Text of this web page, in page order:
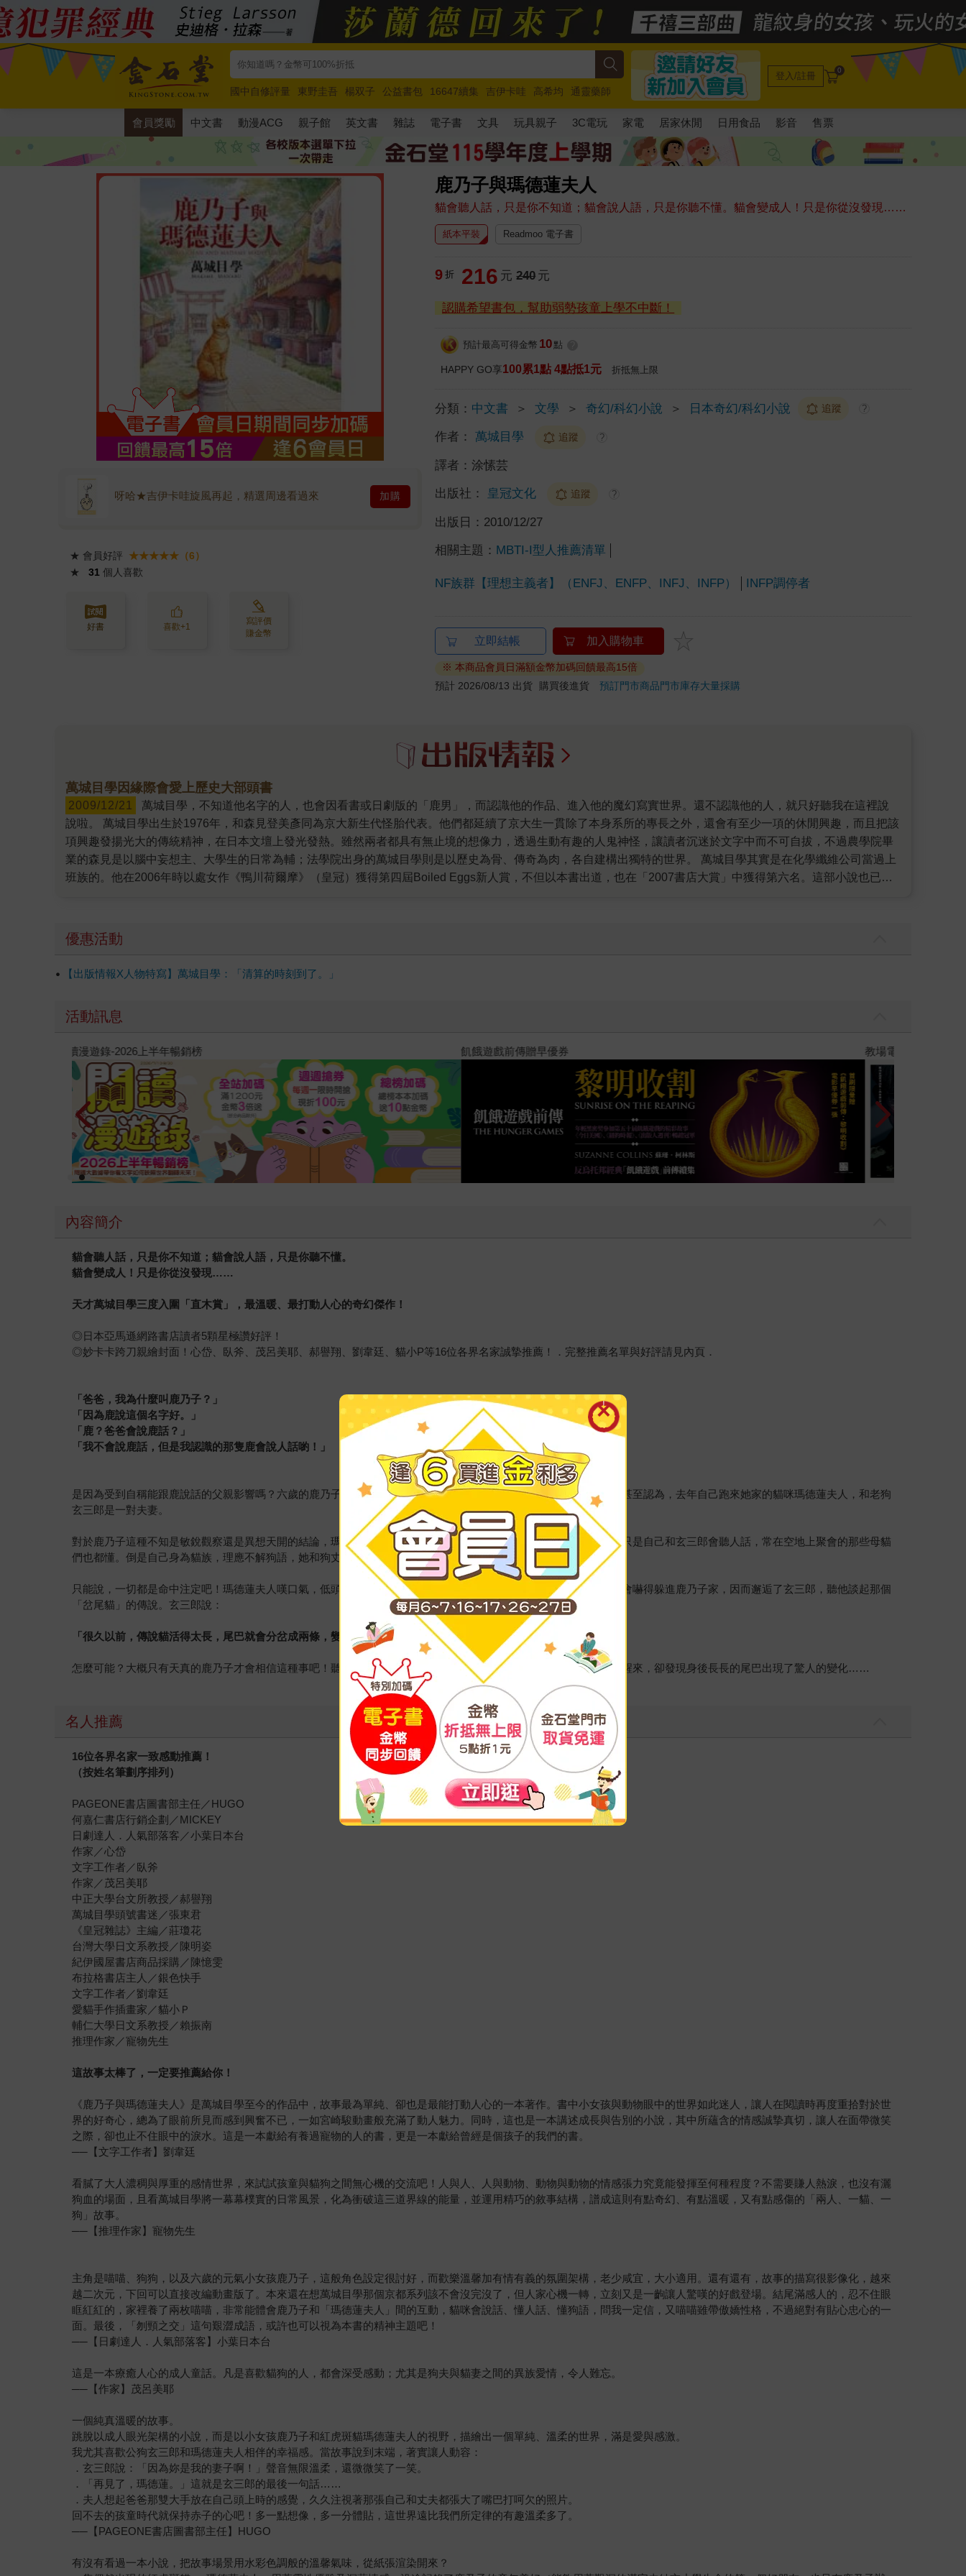
國中自修評量 東野圭吾 楊双子 公益書包 16647續集 吉伊卡哇 高希均
通靈藥師
唯紅花綻放
奧德賽 路邊攤新作 馬斯克 玩具總動員5 超慢跑
登入/註冊 0
會員獎勵 中文書 動漫ACG 親子館 英文書 雜誌 電子書 文具 玩具親子 3C電玩 家電 居家休閒 日用食品 影音 售票
鹿乃子與瑪德蓮夫人
貓會聽人話，只是你不知道；貓會說人語，只是你聽不懂。貓會變成人！只是你從沒發現……
呀哈★吉伊卡哇旋風再起，精選周邊看過來 加購
★ 會員好評
★★★★★（6）
★
31 個人喜歡
好書 喜歡+1
寫評價
賺金幣
紙本平裝 Readmoo 電子書
9 折 216 元 240 元
認購希望書包，幫助弱勢孩童上學不中斷！
預計最高可得金幣 10 點
HAPPY GO享100累1點 4點抵1元 折抵無上限
分類： 中文書 ＞ 文學 ＞ 奇幻/科幻小說 ＞ 日本奇幻/科幻小說 追蹤 ?
作者： 萬城目學 追蹤 ?
譯者： 涂愫芸
出版社： 皇冠文化 追蹤 ?
出版日： 2010/12/27
相關主題： MBTI-I型人推薦清單
NF族群【理想主義者】（ENFJ、ENFP、INFJ、INFP） INFP調停者
立即結帳 加入購物車
※ 本商品會員日滿額金幣加碼回饋最高15倍
預計 2026/08/13 出貨
購買後進貨預訂門市商品門市庫存大量採購
萬城目學因緣際會愛上歷史大部頭書
2009/12/21
說啦。 萬城目學出生於1976年，和森見登美彥同為京大新生代怪胎代表。他們都延續了京大生一貫除了本身系所的專長之外，還會有至少一項的休閒興趣，而且把該
項興趣發揚光大的傳統精神，在日本文壇上發光發熱。雖然兩者都具有無止境的想像力，透過生動有趣的人鬼神怪，讓讀者沉迷於文字中而不可自拔，不過農學院畢
業的森見是以腦中妄想主、大學生的日常為輔；法學院出身的萬城目學則是以歷史為骨、傳奇為肉，各自建構出獨特的世界。 萬城目學其實是在化學纖維公司當過上
班族的。他在2006年時以處女作《鴨川荷爾摩》（皇冠）獲得第四屆Boiled Eggs新人賞，不但以本書出道，也在「2007書店大賞」中獲得第六名。這部小說也已經
劇，還讓萬城目學在2009年12月中旬獲得大阪府的「開吧，這朵花賞」呢。頒獎典禮是2010年2月13日，有興趣的人可以到大阪去看熱鬧喔！ 這個獎的名字有點怪
吧！但是這可是個正經八百的獎喔。是大阪市送給透過創造性的藝術活動，對振興大阪文化有貢獻，而且能夠把大阪文化傳承下去的個人過團體的獎項。頒獎對象分
成「美術」「音樂」「戲劇．舞蹈」「大眾藝能」「文藝其他」的五個部門，得獎者的年齡通常是在40歲以下。在今年的得獎者中，33歲的萬城目學是第二年輕的，
的書都下去排序的結果，就知道萬城目學以出道短短幾年就能有這樣的成績，是非常不簡單的。此外，萬城目學還是「最喜歡的作家排行榜男性篇」的第20名，「紅
事。他是位年輕的說書人，在日本的歷史文化中見縫插針，找出獨特的切入點，以自己的方式詮釋歷史、用行雲流水般的文字把讀者帶進古老的傳說中。《鴨川荷爾
摩》讓我們瞭解陰陽五行、京都的方位與代表動物大學；《鹿男》除了敘述卑彌呼女王與漢朝之間的淵源之外，也告訴我們日本人跟地震、各種神明精靈之間的關
係。《豐臣公主》不但把德川家與豐臣家的恩怨寫得分明，也讓我們因大阪男女的至情至性、不畏強權、有話直說，而愛上大阪人、大阪城。這個，應該就是大阪市
頒獎給萬城目學的最大原因吧！因為他用文字編織夢想，網羅住讀者的心。只要萬城目學提筆，立刻就能成為故事場景的代言人。這種功力，實在非常人所能及呀！
最近他又寫了個短篇「趙雲西航」，把觸角伸到三國時代去了。希望由於他的筆耕，能引導更多的日本讀者走入魏蜀吳。 在2010年1月時，萬城目學的最新長篇
《Kanoko跟瑪德蓮夫人》（暫）就會在日本的書店跟讀者見面。這是以小學一年級小女孩跟她的貓咪為主角的長篇小說呢！萬城目筆下人物的年紀，隨著出版的順
序，從《鴨川荷爾摩》的大學生、《豐臣公主》的高中生，居然一下子就跳到小學生。這看起來好像有點突兀，其實他寫的都是自己生活或是閱讀經驗的延伸。在看
過萬城目學的專訪與對談、他的部落格之後，我發現他從小就看了很多的繪本與書籍，也因此刺激了創作的意欲、提升了對文字的敏銳度。但是他之所以會深深愛上
會變壞。萬城目學以他天馬行空的胡思亂想，成為時代的寵兒、讀者的最愛、京大的驕傲。 ＊文中萬城目學照片，由皇冠提供。
優惠活動
【出版情報X人物特寫】萬城目學：「清算的時刻到了。」
活動訊息
教場電影版 十字殺手【艾迪．弗林系列 前傳】 世界上最透明
內容簡介
貓會聽人話，只是你不知道；貓會說人語，只是你聽不懂。
貓會變成人！只是你從沒發現……
天才萬城目學三度入圍「直木賞」，最溫暖、最打動人心的奇幻傑作！
◎日本亞馬遜網路書店讀者5顆星極讚好評！
◎妙卡卡跨刀親繪封面！心岱、臥斧、茂呂美耶、郝譽翔、劉韋廷、貓小P等16位各界名家誠摯推薦！．完整推薦名單與好評請見內頁．
「爸爸，我為什麼叫鹿乃子？」
「因為鹿說這個名字好。」
「鹿？爸爸會說鹿話？」
「我不會說鹿話，但是我認識的那隻鹿會說人話喲！」
是因為受到自稱能跟鹿說話的父親影響嗎？六歲的鹿乃子也始終相信，家裡的一貓一狗其實都聽得懂人類的語言。她甚至認為，去年自己跑來她家的貓咪瑪德蓮夫人，和老狗
玄三郎是一對夫妻。
對於鹿乃子這種不知是敏銳觀察還是異想天開的結論，瑪德蓮夫人實在不知該說什麼好，因為，鹿乃子全說對了！不只是自己和玄三郎會聽人話，常在空地上聚會的那些母貓
們也都懂。倒是自己身為貓族，理應不解狗語，她和狗丈夫卻獨獨聽得懂彼此說的話，這簡直是前所未聞！
只能說，一切都是命中注定吧！瑪德蓮夫人嘆口氣，低頭看看自己現在的模樣。要不是那天突然下起大雷雨，她也不會嚇得躲進鹿乃子家，因而邂逅了玄三郎，聽他談起那個
「岔尾貓」的傳說。玄三郎說：
「很久以前，傳說貓活得太長，尾巴就會分岔成兩條，變成人類。」
怎麼可能？大概只有天真的鹿乃子才會相信這種事吧！聽完之後，瑪德蓮夫人就像平常一樣沉沉睡去了。沒想到一覺醒來，卻發現身後長長的尾巴出現了驚人的變化……
名人推薦
16位各界名家一致感動推薦！
（按姓名筆劃序排列）
PAGEONE書店圖書部主任／HUGO
何嘉仁書店行銷企劃／MICKEY
日劇達人．人氣部落客／小葉日本台
作家／心岱
文字工作者／臥斧
作家／茂呂美耶
中正大學台文所教授／郝譽翔
萬城目學頭號書迷／張東君
《皇冠雜誌》主編／莊瓊花
台灣大學日文系教授／陳明姿
紀伊國屋書店商品採購／陳憶雯
布拉格書店主人／銀色快手
文字工作者／劉韋廷
愛貓手作插畫家／貓小Ｐ
輔仁大學日文系教授／賴振南
推理作家／寵物先生
這故事太棒了，一定要推薦給你！
《鹿乃子與瑪德蓮夫人》是萬城目學至今的作品中，故事最為單純、卻也是最能打動人心的一本著作。書中小女孩與動物眼中的世界如此迷人，讓人在閱讀時再度重拾對於世
界的好奇心，總為了眼前所見而感到興奮不已，一如宮崎駿動畫般充滿了動人魅力。同時，這也是一本講述成長與告別的小說，其中所蘊含的情感誠摯真切，讓人在面帶微笑
之際，卻也止不住眼中的淚水。這是一本獻給有養過寵物的人的書，更是一本獻給曾經是個孩子的我們的書。
──【文字工作者】劉韋廷
看膩了大人濃稠與厚重的感情世界，來試試孩童與貓狗之間無心機的交流吧！人與人、人與動物、動物與動物的情感張力究竟能發揮至何種程度？不需要賺人熱淚，也沒有灑
狗血的場面，且看萬城目學將一幕幕樸實的日常風景，化為衝破這三道界線的能量，並運用精巧的敘事結構，譜成這則有點奇幻、有點溫暖，又有點感傷的「兩人、一貓、一
狗」故事。
──【推理作家】寵物先生
主角是喵喵、狗狗，以及六歲的元氣小女孩鹿乃子，這般角色設定很討好，而歡樂溫馨加有情有義的氛圍架構，老少咸宜，大小適用。還有還有，故事的描寫很影像化，越來
越二次元，下回可以直接改編動畫版了。本來還在想萬城目學那個京都系列該不會沒完沒了，但人家心機一轉，立刻又是一齣讓人驚嘆的好戲登場。結尾滿感人的，忍不住眼
眶紅紅的，家裡養了兩枚喵喵，非常能體會鹿乃子和「瑪德蓮夫人」間的互動，貓咪會說話、懂人話、懂狗語，問我一定信，又喵喵雖帶傲嬌性格，不過絕對有貼心忠心的一
面。最後，「刎頸之交」這句艱澀成語，或許也可以視為本書的精神主題吧！
──【日劇達人．人氣部落客】小葉日本台
這是一本療癒人心的成人童話。凡是喜歡貓狗的人，都會深受感動；尤其是狗夫與貓妻之間的異族愛情，令人難忘。
──【作家】茂呂美耶
一個純真溫暖的故事。
跳脫以成人眼光架構的小說，而是以小女孩鹿乃子和紅虎斑貓瑪德蓮夫人的視野，描繪出一個單純、溫柔的世界，滿是愛與感激。
我尤其喜歡公狗玄三郎和瑪德蓮夫人相伴的幸福感。當故事說到末端，著實讓人動容：
．玄三郎說：「因為妳是我的妻子啊！」聲音無限溫柔，還微微笑了一笑。
．「再見了，瑪德蓮。」這就是玄三郎的最後一句話……
．夫人想起爸爸那雙大手放在自己頭上時的感覺，久久注視著那張自己和丈夫都張大了嘴巴打呵欠的照片。
回不去的孩童時代就保持赤子的心吧！多一點想像，多一分體貼，這世界遠比我們所定律的有趣溫柔多了。
──【PAGEONE書店圖書部主任】HUGO
有沒有看過一本小說，把故事場景用水彩色調般的溫馨氣味，從紙張渲染開來？